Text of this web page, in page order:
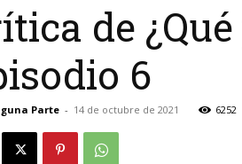
de
6
Parte - 14 de octubre de 2021 6252